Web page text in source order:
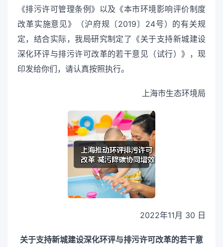
《排污许可管理条例》以及《本市环境影响评价制度
改革实施意见》（沪府规〔2019〕24号）的有关规
定，结合实际，我局研究制定了《关于支持新城建设
深化环评与排污许可改革的若干意见（试行）》，现
印发给你们，请认真按照执行。
上海市生态环境局
2022年11月 30 日
关于支持新城建设深化环评与排污许可改革的若干意